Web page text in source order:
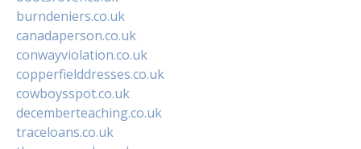
burndeniers.co.uk
canadaperson.co.uk
conwayviolation.co.uk
copperfielddresses.co.uk
cowboysspot.co.uk
decemberteaching.co.uk
traceloans.co.uk